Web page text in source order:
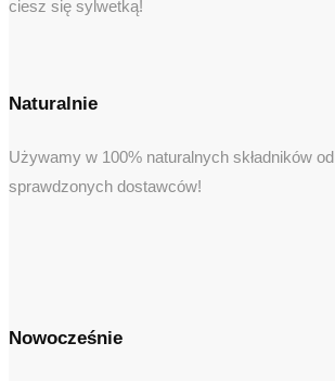
ciesz się sylwetką!
Naturalnie
Używamy w 100% naturalnych składników od
sprawdzonych dostawców!
Nowocześnie